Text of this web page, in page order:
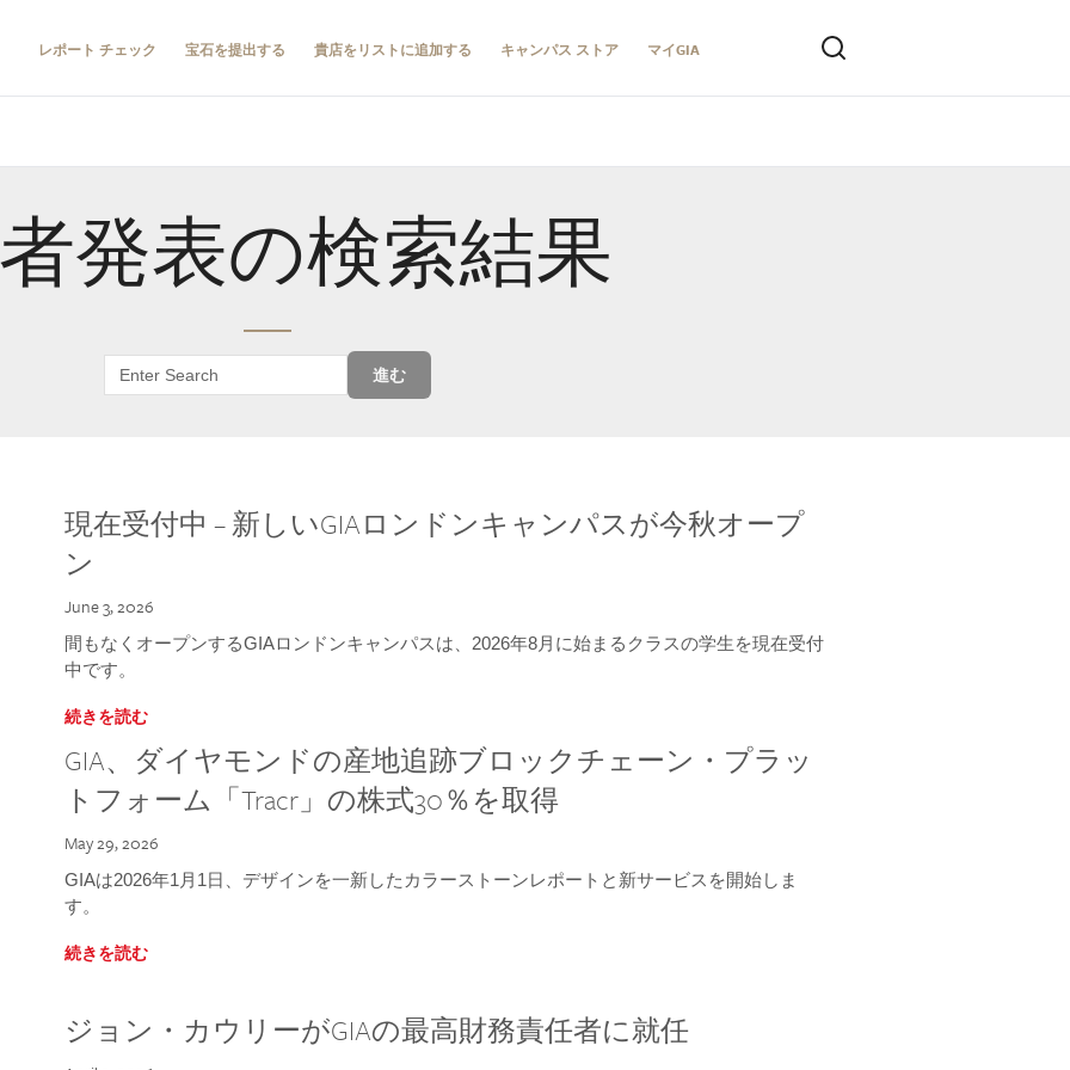
レポート チェック 宝石を提出する 貴店をリストに追加する キャンパス ストア マイGIA
発表の検索結果
進む
現在受付中 – 新しいGIAロンドンキャンパスが今秋オープ
ン
June 3, 2026
間もなくオープンするGIAロンドンキャンパスは、2026年8月に始まるクラスの学生を現在受付
中です。
続きを読む
GIA、ダイヤモンドの産地追跡ブロックチェーン・プラッ
トフォーム「Tracr」の株式30％を取得
May 29, 2026
GIAは2026年1月1日、デザインを一新したカラーストーンレポートと新サービスを開始しま
す。
続きを読む
ジョン・カウリーがGIAの最高財務責任者に就任